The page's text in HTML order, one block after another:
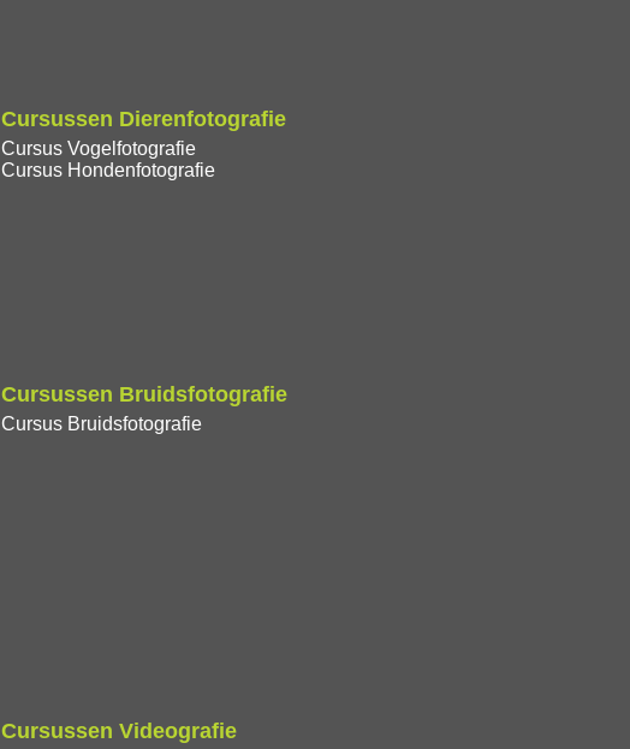
Cursussen Dierenfotografie
Cursus Vogelfotografie
Cursus Hondenfotografie
Cursussen Bruidsfotografie
Cursus Bruidsfotografie
Cursussen Videografie